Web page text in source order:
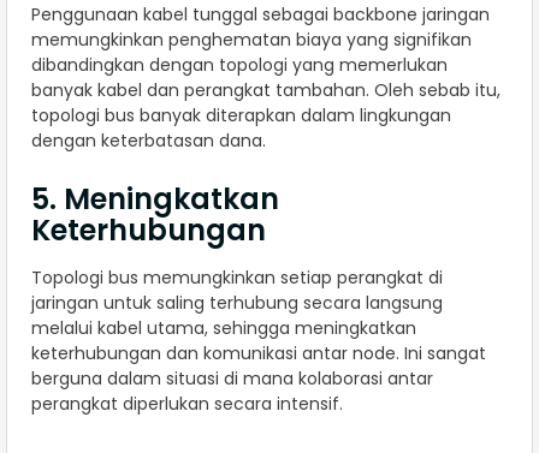
Penggunaan kabel tunggal sebagai backbone jaringan
memungkinkan penghematan biaya yang signifikan
dibandingkan dengan topologi yang memerlukan
banyak kabel dan perangkat tambahan. Oleh sebab itu,
topologi bus banyak diterapkan dalam lingkungan
dengan keterbatasan dana.
5. Meningkatkan
Keterhubungan
Topologi bus memungkinkan setiap perangkat di
jaringan untuk saling terhubung secara langsung
melalui kabel utama, sehingga meningkatkan
keterhubungan dan komunikasi antar node. Ini sangat
berguna dalam situasi di mana kolaborasi antar
perangkat diperlukan secara intensif.